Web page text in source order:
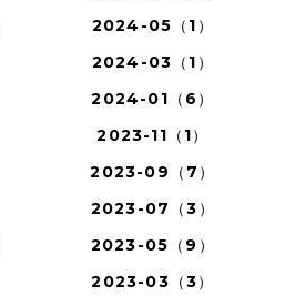
2024-05（1）
2024-03（1）
2024-01（6）
2023-11（1）
2023-09（7）
2023-07（3）
2023-05（9）
2023-03（3）